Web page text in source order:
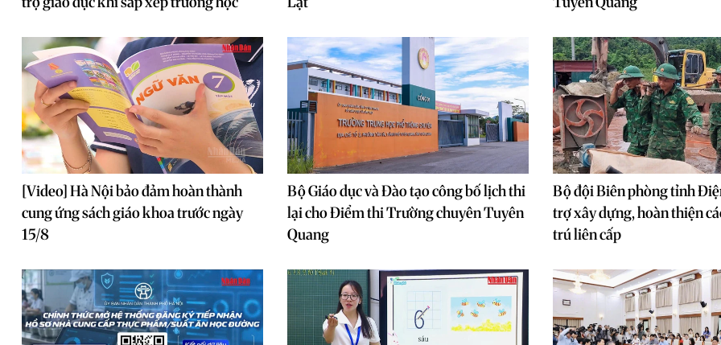
[Video] Hà Nội bảo đảm hoàn thành
cung ứng sách giáo khoa trước ngày
15/8
Bộ Giáo dục và Đào tạo công bố lịch thi
lại cho Điểm thi Trường chuyên Tuyên
Quang
Bộ đội Biên phòng tỉnh
trợ xây dựng, hoàn thiện
trú liên cấp